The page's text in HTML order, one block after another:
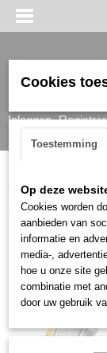
Inloggen
Home > >
3549
Cookies
Toestemming
Op deze
Cookies worden
aanbieden van
informatie en
media-,
hoe u onze site
combinatie met
door uw gebruik